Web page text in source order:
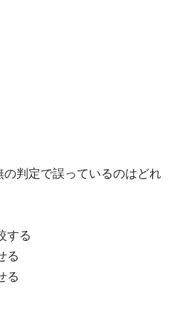
判定で誤っているのはどれ
する
る
る